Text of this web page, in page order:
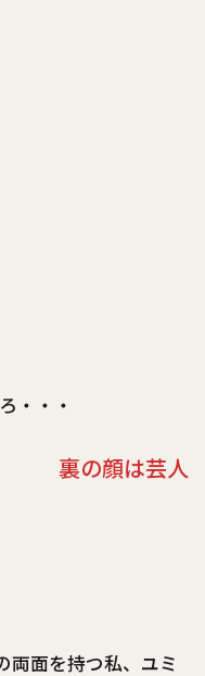
・・・
裏の顔は芸人
両面を持つ私、ユミ